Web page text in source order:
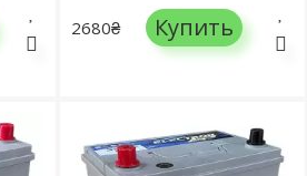
2680₴ Купить